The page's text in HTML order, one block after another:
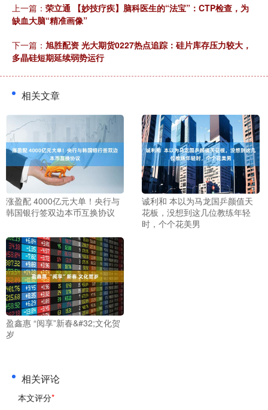
上一篇： 荣立通 【妙技疗疾】脑科医生的“法宝”：CTP检查，为
缺血大脑“精准画像”
下一篇： 旭胜配资 光大期货0227热点追踪：硅片库存压力较大，
多晶硅短期延续弱势运行
相关文章
涨盈配 4000亿元大单！央行与
韩国银行签双边本币互换协议
诚利和 本以为马龙国乒颜值天
花板，没想到这几位教练年轻
时，个个花美男
盈鑫惠 “阅享”新春&#32;文化贺
岁
相关评论
本文评分*